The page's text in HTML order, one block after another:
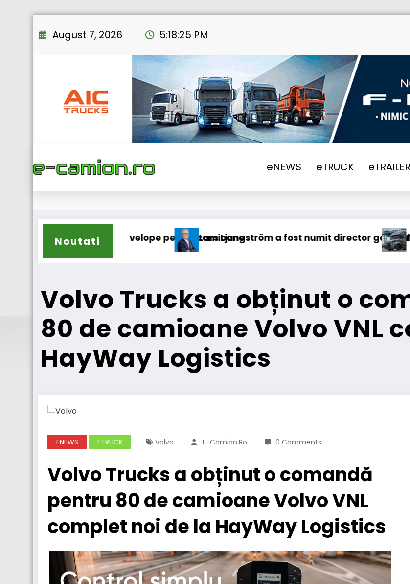
to
August 7, 2026 5:18:26 PM
eNEWS eTRUCK eTRAILER
Volvo Trucks a obținut o comandă pentru 80 de camioane
Noutati
pentru camioane
Lars Ljungström a fost numit director general (CFO) pentru cellcentric
IVECO Strator se întoarce
Volvo Trucks a obținut o
80 de camioane Volvo VNL
HayWay Logistics
ENEWS ETRUCK Volvo E-Camion.ro 0 Comments
Volvo Trucks a obținut o comandă
pentru 80 de camioane Volvo VNL
complet noi de la HayWay Logistics